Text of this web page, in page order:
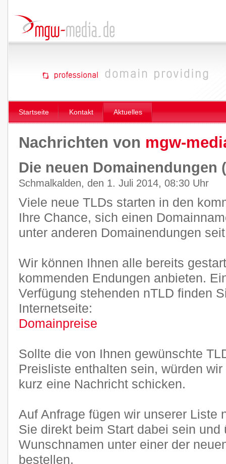
Startseite Kontakt Aktuelles
Nachrichten von mgw-
Die neuen Domainendungen
Schmalkalden, den 1. Juli 2014, 08:30 Uhr
Viele neue TLDs starten in den
Ihre Chance, sich einen
unter anderen Domainendungen
Wir können Ihnen alle bereits
kommenden Endungen anbieten.
Verfügung stehenden nTLD finden
Internetseite:
Domainpreise
Sollte die von Ihnen gewünschte
Preisliste enthalten sein, würden
kurz eine Nachricht schicken.
Auf Anfrage fügen wir unserer Liste
Sie direkt beim Start dabei sein und
Wunschnamen unter einer der
bestellen.